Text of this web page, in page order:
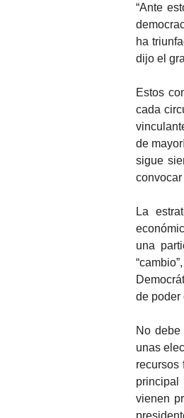
“Ante
ha
dijo el
Estos
cada
de
sigue
La
una
de poder
No
unas
recursos
vienen